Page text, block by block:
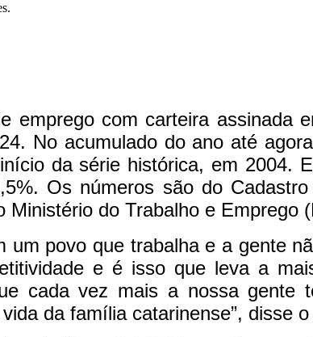
emprego com carteira assinada
No acumulado do ano até
da série histórica, em 2004.
Os números são do
do Trabalho e Emprego
um povo que trabalha e a gente
e é isso que leva a
cada vez mais a nossa gente
da família catarinense”, disse